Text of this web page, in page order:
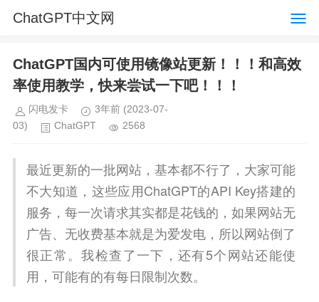
ChatGPT中文网
ChatGPT国内可使用镜像站更新！！！和高效
率使用教学，快来尝试一下吧！！！
闪电发卡 3年前 (2023-07-
03)
ChatGPT 2568
最近更新的一批网站，基本都不行了，大家可能
不大知道，这些应用ChatGPT的API Key搭建的
服务，每一次请求其实都是花钱的，如果网站无
广告、无收费基本就是为爱发电，所以网站倒了
很正常。我检查了一下，还有5个网站还能使
用，可能有的有每日限制次数。